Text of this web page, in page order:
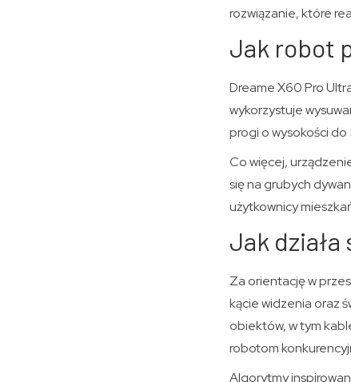
rozwiązanie, które
Jak robot
Dreame X60 Pro
wykorzystuje
progi o wysokości do
Co więcej,
się na grubych
użytkownicy
Jak
Za orientację w
kącie widzenia oraz
obiektów, w tym
robotom
Algorytmy